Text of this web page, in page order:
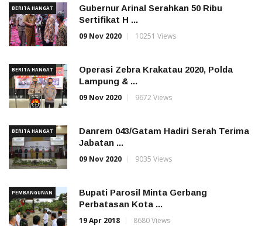
BERITA HANGAT
Gubernur Arinal Serahkan 50 Ribu
Sertifikat H ...
09 Nov 2020
10251 Views
BERITA HANGAT
Operasi Zebra Krakatau 2020, Polda
Lampung & ...
09 Nov 2020
9672 Views
BERITA HANGAT
Danrem 043/Gatam Hadiri Serah Terima
Jabatan ...
09 Nov 2020
9035 Views
PEMBANGUNAN
Bupati Parosil Minta Gerbang
Perbatasan Kota ...
19 Apr 2018
8680 Views